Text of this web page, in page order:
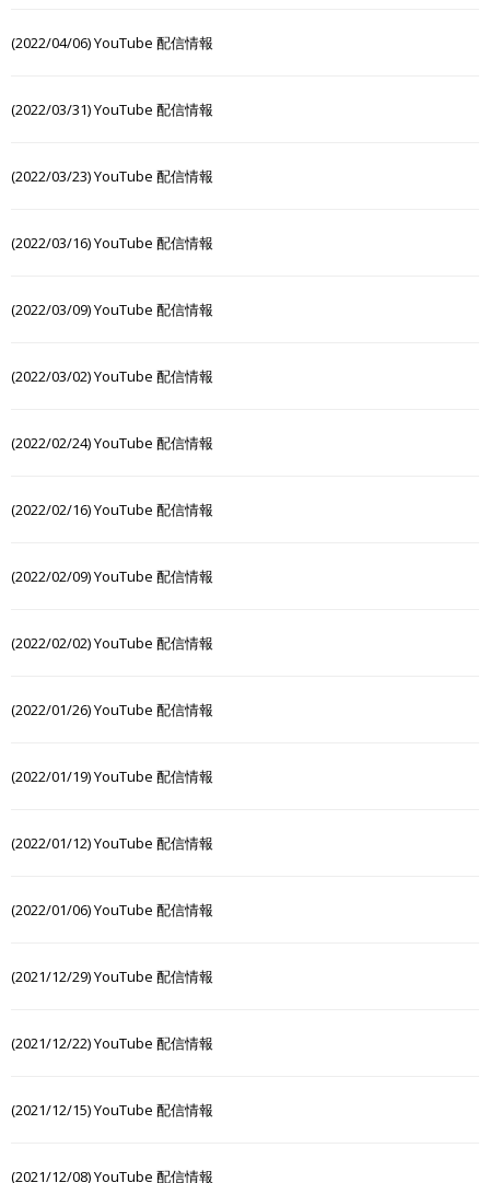
(2022/04/06) YouTube 配信情報
(2022/03/31) YouTube 配信情報
(2022/03/23) YouTube 配信情報
(2022/03/16) YouTube 配信情報
(2022/03/09) YouTube 配信情報
(2022/03/02) YouTube 配信情報
(2022/02/24) YouTube 配信情報
(2022/02/16) YouTube 配信情報
(2022/02/09) YouTube 配信情報
(2022/02/02) YouTube 配信情報
(2022/01/26) YouTube 配信情報
(2022/01/19) YouTube 配信情報
(2022/01/12) YouTube 配信情報
(2022/01/06) YouTube 配信情報
(2021/12/29) YouTube 配信情報
(2021/12/22) YouTube 配信情報
(2021/12/15) YouTube 配信情報
(2021/12/08) YouTube 配信情報